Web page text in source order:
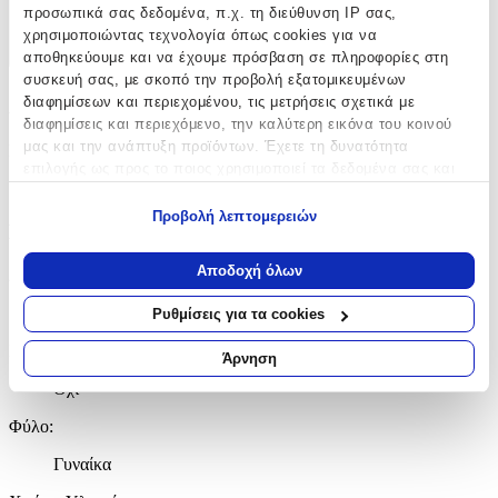
προσωπικά σας δεδομένα, π.χ. τη διεύθυνση IP σας,
χρησιμοποιώντας τεχνολογία όπως cookies για να
αποθηκεύουμε και να έχουμε πρόσβαση σε πληροφορίες στη
συσκευή σας, με σκοπό την προβολή εξατομικευμένων
διαφημίσεων και περιεχομένου, τις μετρήσεις σχετικά με
διαφημίσεις και περιεχόμενο, την καλύτερη εικόνα του κοινού
μας και την ανάπτυξη προϊόντων. Έχετε τη δυνατότητα
Να συλλέξουμε πληροφορίες σχετικά με τη γεωγραφική
σας τοποθεσία, οι οποίες μπορεί να είναι ακριβείς σε
απόσταση μερικών μέτρων
Να αναγνωρίσουμε τη συσκευή σας σαρώνοντας ενεργά
για συγκεκριμένα χαρακτηριστικά (δακτυλικό αποτύπωμα)
Μάθετε περισσότερα σχετικά με τον τρόπο επεξεργασίας των
προσωπικών σας δεδομένων και καθορίστε τις προτιμήσεις σας
στην
Δήλωση Cookies.
Προβολή λεπτομερειών
Αποδοχή όλων
Ρυθμίσεις για τα cookies
Άρνηση
Χαρακτηριστικά
+
Χαρακτηριστικά
Κατασκευαστής:
Ania Haie
Βασικά Χαρακτηριστικά
Επιχρυσωμένη
Όχι
Φύλο:
Γυναίκα